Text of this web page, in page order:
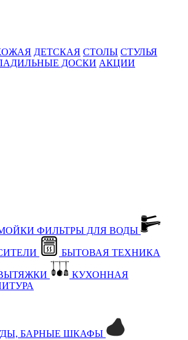
ДЕТСКАЯ СТОЛЫ СТУЛЬЯ
ДОСКИ АКЦИИ
ФИЛЬТРЫ ДЛЯ ВОДЫ
БЫТОВАЯ ТЕХНИКА
КУХОННАЯ
БАРНЫЕ ШКАФЫ